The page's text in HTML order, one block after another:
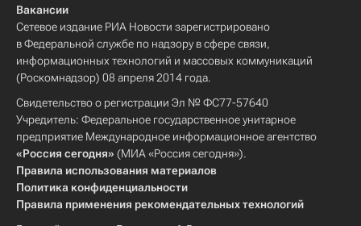
Вакансии
Сетевое издание РИА Новости зарегистрировано
в Федеральной службе по надзору в сфере связи,
информационных технологий и массовых коммуникаций
(Роскомнадзор) 08 апреля 2014 года.
Свидетельство о регистрации Эл № ФС77-57640
Учредитель: Федеральное государственное унитарное
предприятие Международное информационное агентство
«Россия сегодня» (МИА «Россия сегодня»).
Правила использования материалов
Политика конфиденциальности
Правила применения рекомендательных технологий